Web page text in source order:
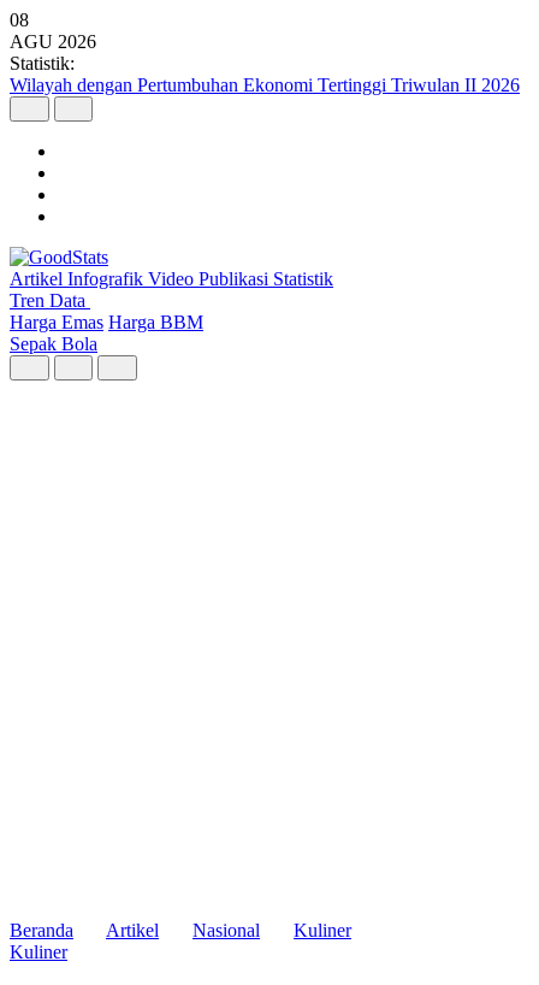
08
AGU 2026
Statistik:
Wilayah dengan Pertumbuhan Ekonomi Tertinggi Triwulan II 2026
Artikel Infografik Video Publikasi Statistik
Tren Data
Harga Emas Harga BBM
Sepak Bola
Beranda Artikel Nasional
Kuliner
Kuliner